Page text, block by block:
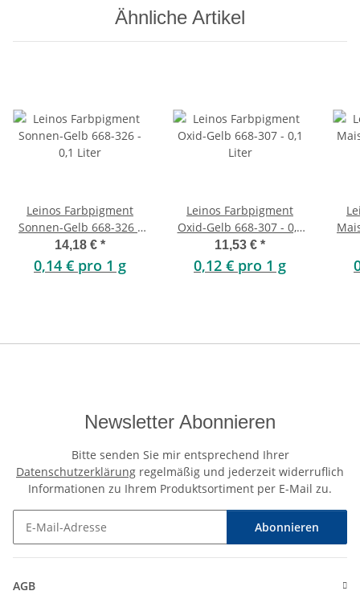
Ähnliche Artikel
Leinos Farbpigment
Sonnen-Gelb 668-326 -
0,1 Liter
14,18 € *
0,14 € pro 1 g
Leinos Farbpigment
Oxid-Gelb 668-307 - 0,1
Liter
11,53 € *
0,12 € pro 1 g
Newsletter Abonnieren
Bitte senden Sie mir entsprechend Ihrer
Datenschutzerklärung regelmäßig und jederzeit widerruflich
Informationen zu Ihrem Produktsortiment per E-Mail zu.
Abonnieren
AGB